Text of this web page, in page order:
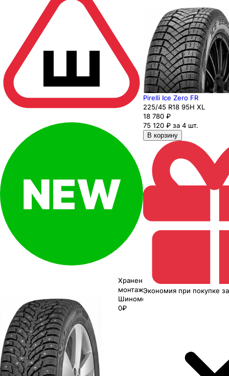
Хранение до
монтажа 0₽
Шиномонтаж
0₽
Pirelli Ice Zero FR
225/45 R18 95H XL
18 780 ₽
75 120 ₽ за 4 шт.
В корзину
Экономия при покупке